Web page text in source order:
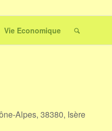
Vie Economique
Alpes, 38380, Isère